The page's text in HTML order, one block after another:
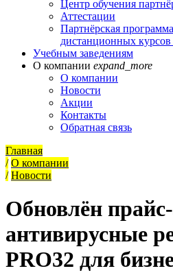
Центр обучения
Аттестации
Партнёрская
дистанционных
Учебным заведениям
О компании expand_more
О компании
Новости
Акции
Контакты
Обратная связь
Главная
/ О компании
/ Новости
Обновлён
антивирусные
PRO32 для